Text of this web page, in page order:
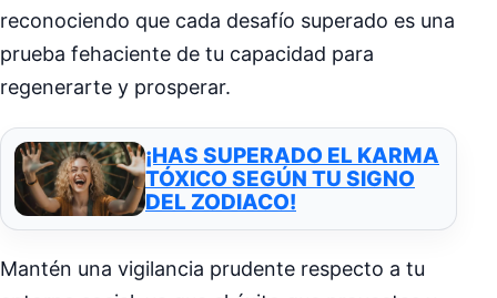
reconociendo que cada desafío superado es una
prueba fehaciente de tu capacidad para
regenerarte y prosperar.
¡HAS SUPERADO EL KARMA
TÓXICO SEGÚN TU SIGNO
DEL ZODIACO!
Mantén una vigilancia prudente respecto a tu